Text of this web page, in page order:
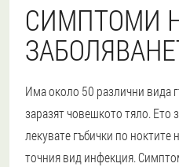
СИМПТОМИ
Има около 50 различни вида
заразят човешкото тяло. Ето
лекувате гъбички по ноктите
точния вид инфекция.